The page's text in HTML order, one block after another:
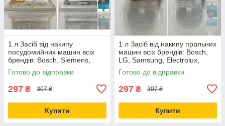
1 л Засіб від накипу
посудомийних машин всіх
брендів: Bosch, Siemens,
Electrolux, LG, Samsung -
очищувач універсальний
Готово до відправки
297 ₴ 307 ₴
Купити
1 л Засіб від накипу пральних
машин всіх брендів: Bosch,
LG, Samsung, Electrolux,
Indesit, Candy, Whirlpool,
Beko - рідина
Готово до відправки
297 ₴ 307 ₴
Купити